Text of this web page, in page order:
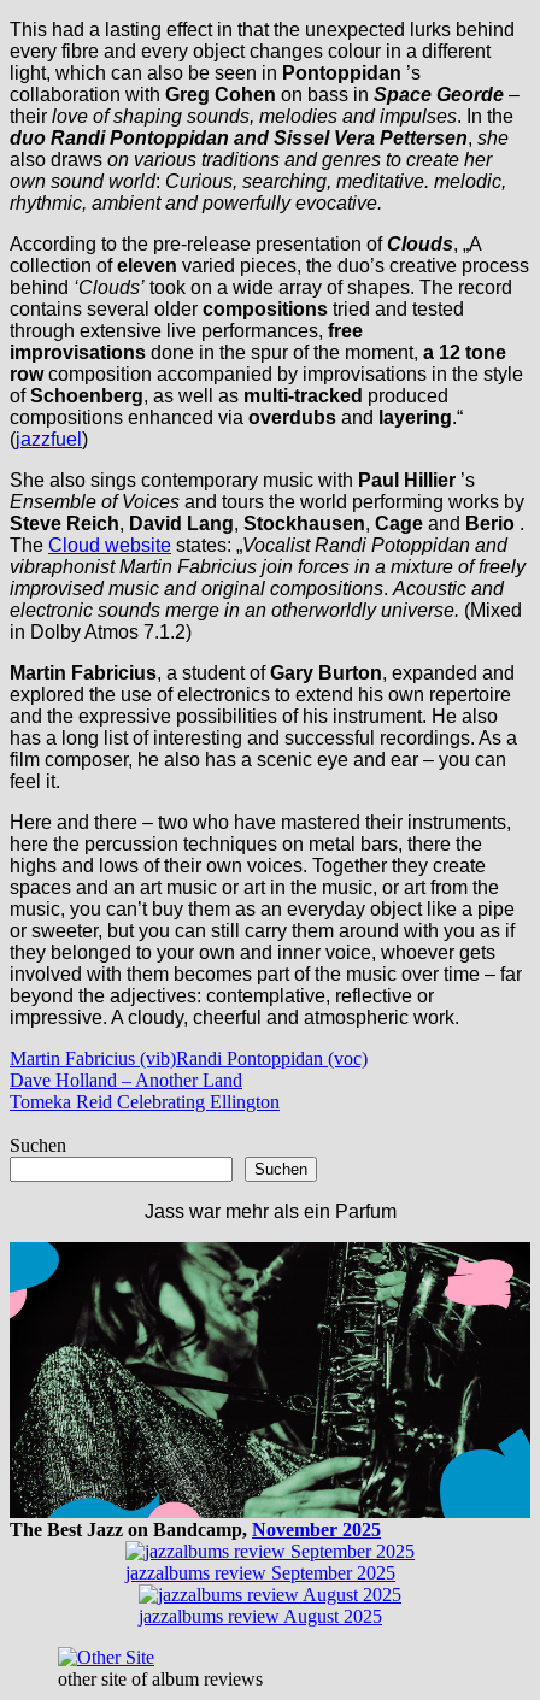
This had a lasting effect in that the unexpected lurks behind
every fibre and every object changes colour in a different
light, which can also be seen in Pontoppidan ’s
collaboration with Greg Cohen on bass in Space Georde –
their love of shaping sounds, melodies and impulses. In the
duo Randi Pontoppidan and Sissel Vera Pettersen, she
also draws on various traditions and genres to create her
own sound world: Curious, searching, meditative. melodic,
rhythmic, ambient and powerfully evocative.
According to the pre-release presentation ofClouds, „A
collection ofeleven varied pieces, the duo’s creative process
behind ‘Clouds’ took on a wide array of shapes. The record
contains several older compositions tried and tested
through extensive live performances, free
improvisations done in the spur of the moment, a 12 tone
rowcomposition accompanied by improvisations in the style
ofSchoenberg, as well as multi-tracked produced
compositions enhanced via overdubs and layering.“
(jazzfuel )
She also sings contemporary music with Paul Hillier ’s
Ensemble of Voices and tours the world performing works by
Steve Reich, David Lang, Stockhausen, Cage and Berio .
The Cloud website states: „Vocalist Randi Potoppidan and
vibraphonist Martin Fabricius join forces in a mixture of freely
improvised music and original compositions. Acoustic and
electronic sounds merge in an otherworldly universe. (Mixed
in Dolby Atmos 7.1.2)
Martin Fabricius, a student ofGary Burton, expanded and
explored the use of electronics to extend his own repertoire
and the expressive possibilities of his instrument. He also
has a long list of interesting and successful recordings. As a
film composer, he also has a scenic eye and ear – you can
feel it.
Here and there – two who have mastered their instruments,
here the percussion techniques on metal bars, there the
highs and lows of their own voices. Together they create
spaces and an art music or art in the music, or art from the
music, you can’t buy them as an everyday object like a pipe
or sweeter, but you can still carry them around with you as if
they belonged to your own and inner voice, whoever gets
involved with them becomes part of the music over time – far
beyond the adjectives: contemplative, reflective or
impressive. A cloudy, cheerful and atmospheric work.
Martin Fabricius (vib)Randi Pontoppidan (voc)
Beitragsnavigation
Vorheriger
Beitrag:
Dave Holland – Another Land
Nächster
Tomeka Reid Celebrating Ellington
Suchen
Suchen
Jass war mehr als ein Parfum
The Best Jazz on Bandcamp, November 2025
jazzalbums review September 2025
jazzalbums review August 2025
other site of album reviews